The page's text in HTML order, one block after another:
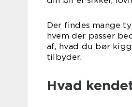
Der findes mange
hvem der passer
af, hvad du bør
tilbyder.
Hvad